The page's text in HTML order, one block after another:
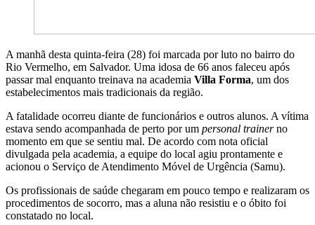
A manhã desta quinta-feira (28) foi marcada por luto no bairro do
Rio Vermelho, em Salvador. Uma idosa de 66 anos faleceu após
passar mal enquanto treinava na academia Villa Forma, um dos
estabelecimentos mais tradicionais da região.
A fatalidade ocorreu diante de funcionários e outros alunos. A vítima
estava sendo acompanhada de perto por um personal trainerno
momento em que se sentiu mal. De acordo com nota oficial
divulgada pela academia, a equipe do local agiu prontamente e
acionou o Serviço de Atendimento Móvel de Urgência (Samu).
Os profissionais de saúde chegaram em pouco tempo e realizaram os
procedimentos de socorro, mas a aluna não resistiu e o óbito foi
constatado no local.